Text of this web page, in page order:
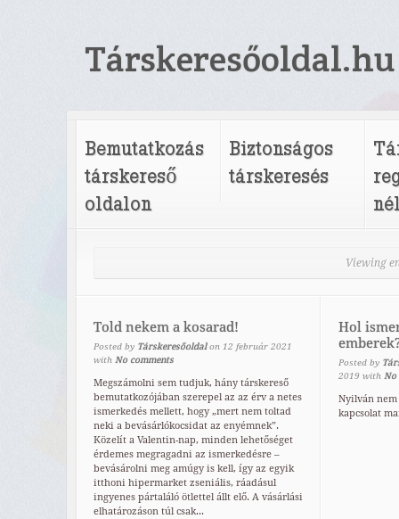
Társkeresőoldal.hu
Bemutatkozás
társkereső
oldalon
Biztonságos
társkeresés
Viewing
Told nekem a kosarad!
Posted by Társkeresőoldal on 12 február 2021
with No comments
Megszámolni sem tudjuk, hány társkereső
bemutatkozójában szerepel az az érv a netes
ismerkedés mellett, hogy „mert nem toltad
neki a bevásárlókocsidat az enyémnek”.
Közelít a Valentin-nap, minden lehetőséget
érdemes megragadni az ismerkedésre –
bevásárolni meg amúgy is kell, így az egyik
itthoni hipermarket zseniális, ráadásul
ingyenes pártaláló ötlettel állt elő. A vásárlási
elhatározáson túl csak...
Hol
Posted by
2019 with No
Nyilván nem
kapcsolat